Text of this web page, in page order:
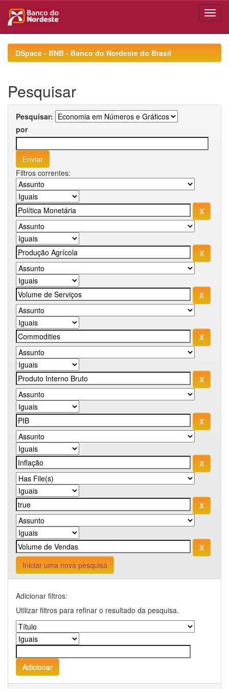
navigationDSpace - BNB - Banco do Nordeste do Brasil
Pesquisar
Pesquisar:
por
Filtros correntes:
Iniciar uma nova pesquisa
Adicionar filtros:
Utilizar filtros para refinar o resultado da pesquisa.